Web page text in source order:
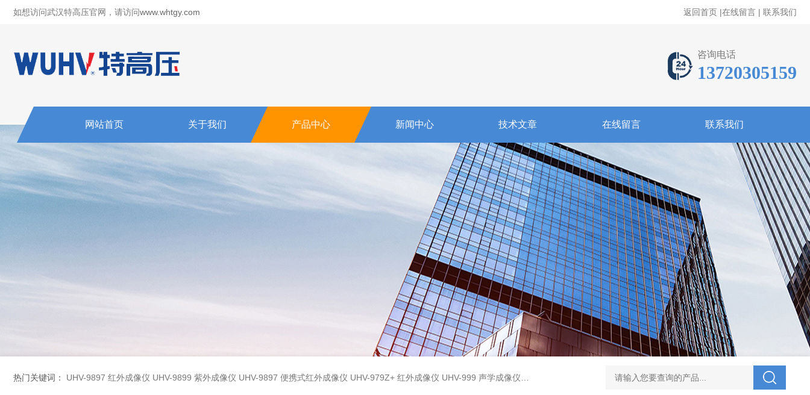
如想访问武汉特高压官网，请访问www.whtgy.com 返回首页 |在线留言 | 联系我们
咨询电话
13720305159
网站首页 关于我们 产品中心 新闻中心 技术文章 在线留言 联系我们
热门关键词： UHV-9897 红外成像仪 UHV-9899 紫外成像仪 UHV-9897 便携式红外成像仪 UHV-979Z+ 红外成像仪 UHV-999 声学成像仪 UHV-995 电力综合试验车 UHV-701 级差配合测试仪 UHV-646 全自动水溶